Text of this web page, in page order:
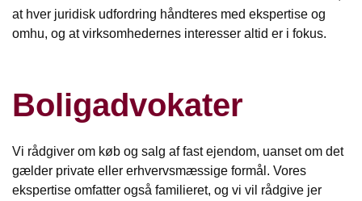
at hver juridisk udfordring håndteres med ekspertise og
omhu, og at virksomhedernes interesser altid er i fokus.
Boligadvokater
Vi rådgiver om køb og salg af fast ejendom, uanset om det
gælder private eller erhvervsmæssige formål. Vores
ekspertise omfatter også familieret, og vi vil rådgive jer